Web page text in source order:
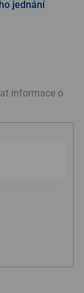
jednání
informace o